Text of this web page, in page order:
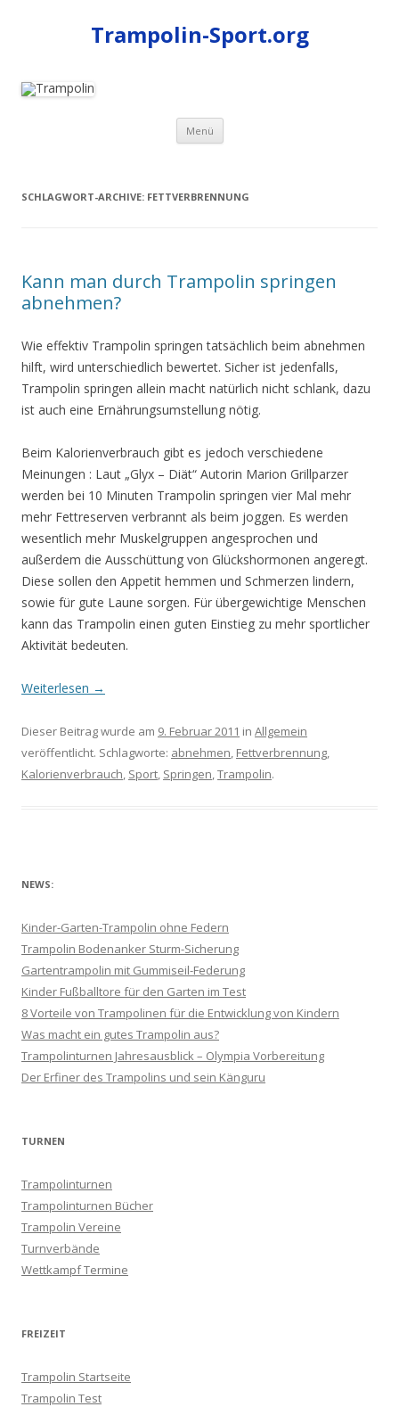
Trampolin-Sport.org
Menü Zum
springen
SCHLAGWORT-ARCHIVE: FETTVERBRENNUNG
Kann man durch Trampolin springen
abnehmen?
Wie effektiv Trampolin springen tatsächlich beim abnehmen
hilft, wird unterschiedlich bewertet. Sicher ist jedenfalls,
Trampolin springen allein macht natürlich nicht schlank, dazu
ist auch eine Ernährungsumstellung nötig.
Beim Kalorienverbrauch gibt es jedoch verschiedene
Meinungen : Laut „Glyx – Diät“ Autorin Marion Grillparzer
werden bei 10 Minuten Trampolin springen vier Mal mehr
mehr Fettreserven verbrannt als beim joggen. Es werden
wesentlich mehr Muskelgruppen angesprochen und
außerdem die Ausschüttung von Glückshormonen angeregt.
Diese sollen den Appetit hemmen und Schmerzen lindern,
sowie für gute Laune sorgen. Für übergewichtige Menschen
kann das Trampolin einen guten Einstieg zu mehr sportlicher
Aktivität bedeuten.
Weiterlesen →
Dieser Beitrag wurde am 9. Februar 2011 in Allgemein
veröffentlicht. Schlagworte: abnehmen, Fettverbrennung,
Kalorienverbrauch, Sport, Springen,Trampolin.
NEWS:
Kinder-Garten-Trampolin ohne Federn
Trampolin Bodenanker Sturm-Sicherung
Gartentrampolin mit Gummiseil-Federung
Kinder Fußballtore für den Garten im Test
8 Vorteile von Trampolinen für die Entwicklung von Kindern
Was macht ein gutes Trampolin aus?
Trampolinturnen Jahresausblick – Olympia Vorbereitung
Der Erfiner des Trampolins und sein Känguru
TURNEN
Trampolinturnen
Trampolinturnen Bücher
Trampolin Vereine
Turnverbände
Wettkampf Termine
FREIZEIT
Trampolin Startseite
Trampolin Test